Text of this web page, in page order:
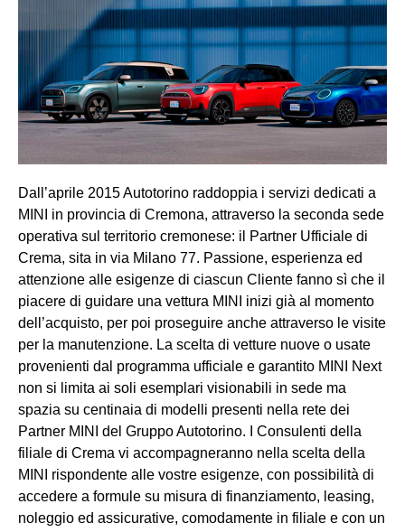
Dall’aprile 2015 Autotorino raddoppia i servizi dedicati a
MINI in provincia di Cremona, attraverso la seconda sede
operativa sul territorio cremonese: il Partner Ufficiale di
Crema, sita in via Milano 77. Passione, esperienza ed
attenzione alle esigenze di ciascun Cliente fanno sì che il
piacere di guidare una vettura MINI inizi già al momento
dell’acquisto, per poi proseguire anche attraverso le visite
per la manutenzione. La scelta di vetture nuove o usate
provenienti dal programma ufficiale e garantito MINI Next
non si limita ai soli esemplari visionabili in sede ma
spazia su centinaia di modelli presenti nella rete dei
Partner MINI del Gruppo Autotorino. I Consulenti della
filiale di Crema vi accompagneranno nella scelta della
MINI rispondente alle vostre esigenze, con possibilità di
accedere a formule su misura di finanziamento, leasing,
noleggio ed assicurative, comodamente in filiale e con un